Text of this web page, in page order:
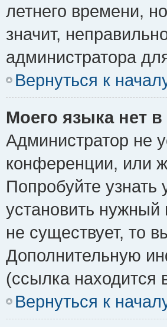
летнего времени,
значит,
администратора
Вернуться к
Моего языка нет в
Администратор не
конференции, или
Попробуйте
установить нужный
не существует, то
Дополнительную
(ссылка находится
Вернуться к